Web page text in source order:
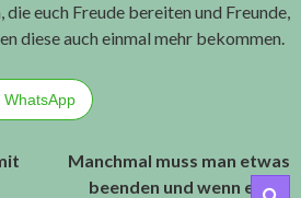
euch Freude bereiten und Freunde,
diese auch einmal mehr bekommen.
WhatsApp
Manchmal muss man etwas
beenden und wenn es ein